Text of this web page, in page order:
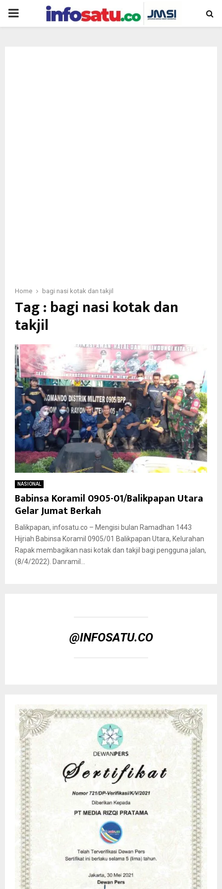
PRIMARY
Home bagi nasi kotak dan takjil
Tag : bagi nasi kotak dan
takjil
NASIONAL
Babinsa Koramil 0905-01/Balikpapan Utara
Gelar Jumat Berkah
Balikpapan, infosatu.co – Mengisi bulan Ramadhan 1443
Hijriah Babinsa Koramil 0905/01 Balikpapan Utara, Kelurahan
Rapak membagikan nasi kotak dan takjil bagi pengguna jalan,
(8/4/2022). Danramil...
@INFOSATU.CO